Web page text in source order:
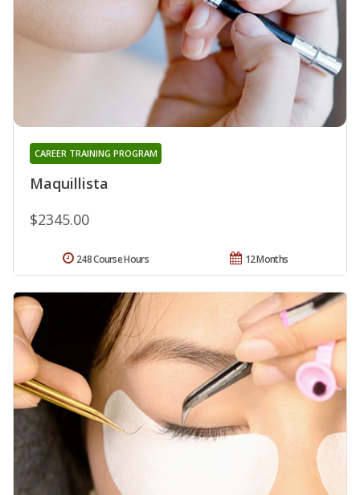
Maquillista
CAREER TRAINING PROGRAM
$2345.00
12 Months
248 Course Hours